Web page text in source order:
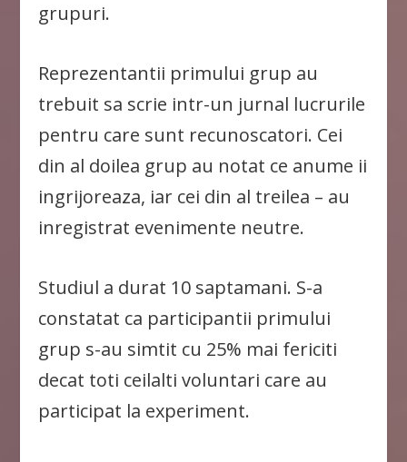
grupuri.
Reprezentantii primului grup au
trebuit sa scrie intr-un jurnal lucrurile
pentru care sunt recunoscatori. Cei
din al doilea grup au notat ce anume ii
ingrijoreaza, iar cei din al treilea – au
inregistrat evenimente neutre.
Studiul a durat 10 saptamani. S-a
constatat ca participantii primului
grup s-au simtit cu 25% mai fericiti
decat toti ceilalti voluntari care au
participat la experiment.